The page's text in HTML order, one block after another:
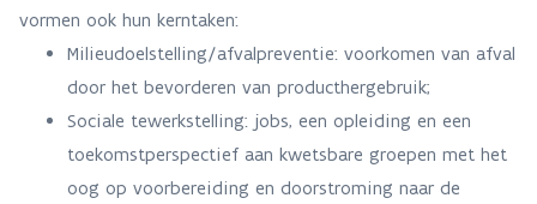
vormen ook hun kerntaken:
Milieudoelstelling/afvalpreventie: voorkomen van afval
door het bevorderen van producthergebruik;
Sociale tewerkstelling: jobs, een opleiding en een
toekomstperspectief aan kwetsbare groepen met het
oog op voorbereiding en doorstroming naar de